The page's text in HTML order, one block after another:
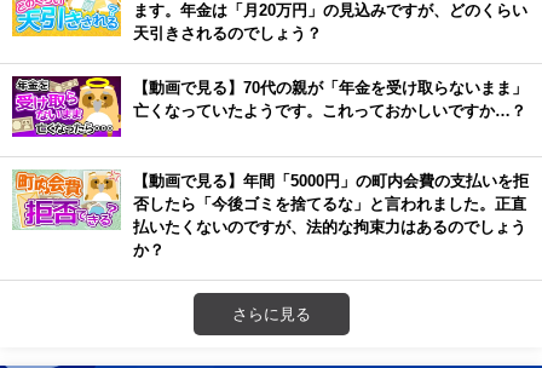
ます。年金は「月20万円」の見込みですが、どのくらい
天引きされるのでしょう？
【動画で見る】70代の親が「年金を受け取らないまま」
亡くなっていたようです。これっておかしいですか…？
【動画で見る】年間「5000円」の町内会費の支払いを拒
否したら「今後ゴミを捨てるな」と言われました。正直
払いたくないのですが、法的な拘束力はあるのでしょう
か？
さらに見る